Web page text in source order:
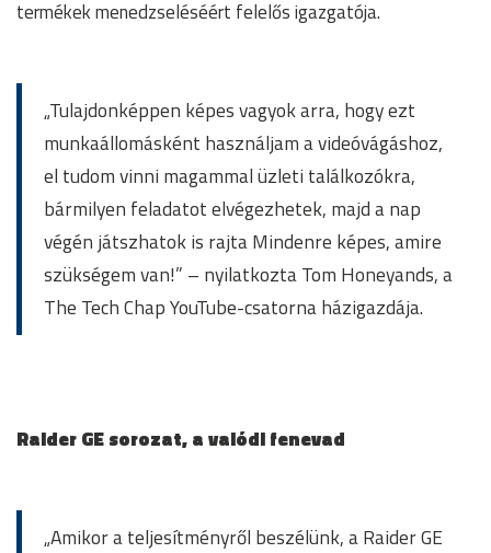
termékek menedzseléséért felelős igazgatója.
„Tulajdonképpen képes vagyok arra, hogy ezt
munkaállomásként használjam a videóvágáshoz,
el tudom vinni magammal üzleti találkozókra,
bármilyen feladatot elvégezhetek, majd a nap
végén játszhatok is rajta Mindenre képes, amire
szükségem van!” – nyilatkozta Tom Honeyands, a
The Tech Chap YouTube-csatorna házigazdája.
Raider GE sorozat, a valódi fenevad
„Amikor a teljesítményről beszélünk, a Raider GE